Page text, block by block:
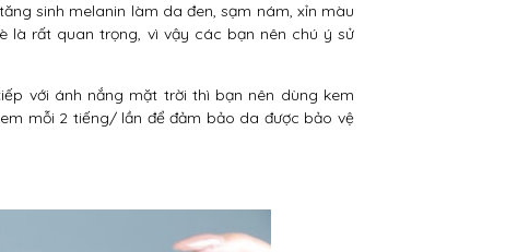
sinh melanin làm da đen, sạm nám, xỉn màu
là rất quan trọng, vì vậy các bạn nên chú ý sử
với ánh nắng mặt trời thì bạn nên dùng kem
mỗi 2 tiếng/ lần để đảm bảo da được bảo vệ